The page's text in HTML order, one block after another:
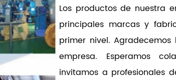
Los productos de nuestra
principales marcas y
primer nivel.
empresa. Esperamos
invitamos a profesionales